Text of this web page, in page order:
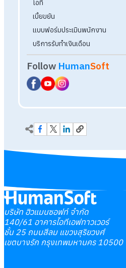
เลือกหัวข้อที่คุณสนใจ
โปรแกรมบริหารงานบุคคล
การคิดเงินเดือน
เอกสารออนไลน์
บริษัท ฮิวแมนซอฟท์ จำกัด
140/61 อาคารไอทีเอฟทาวเวอร์
ชั้น 25 ถนนสีลม แขวงสุริยวงศ์
เขตบางรัก กรุงเทพมหานคร 10500